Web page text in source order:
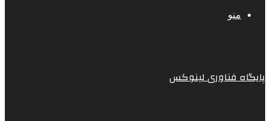
منو
پایگاه فناوری لینوکس